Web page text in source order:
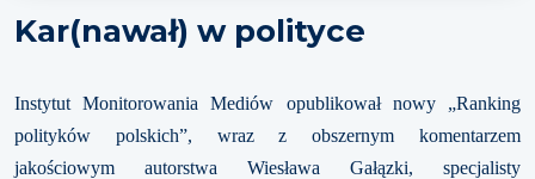
Kar(nawał) w polityce
Instytut Monitorowania Mediów opublikował nowy „Ranking
polityków polskich”, wraz z obszernym komentarzem
jakościowym autorstwa Wiesława Gałązki, specjalisty